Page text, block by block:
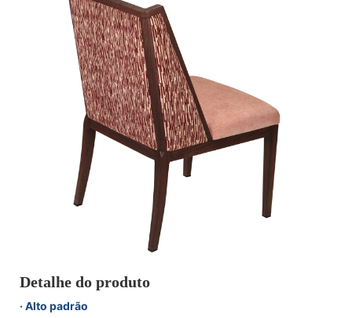
Detalhe do produto
· Alto padrão